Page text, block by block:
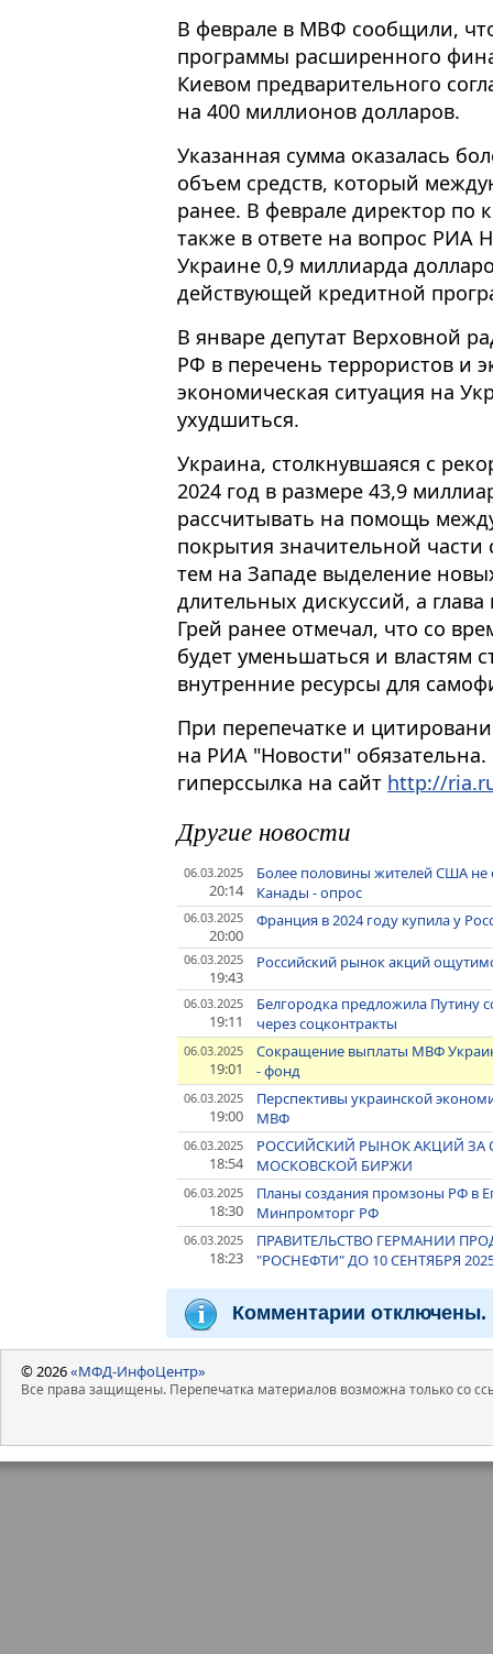
В феврале в МВФ сообщили,
программы расширенного
Киевом предварительного
на 400 миллионов долларов.
Указанная сумма оказалась
объем средств, который
ранее. В феврале директор
также в ответе на вопрос РИА
Украине 0,9 миллиарда
действующей кредитной
В январе депутат Верховной
РФ в перечень террористов и
экономическая ситуация на
ухудшиться.
Украина, столкнувшаяся с
2024 год в размере 43,9
рассчитывать на помощь
покрытия значительной
тем на Западе выделение
длительных дискуссий, а
Грей ранее отмечал, что со
будет уменьшаться и властям
внутренние ресурсы для
При перепечатке и
на РИА "Новости"
гиперссылка на сайт http://
Другие новости
06.03.2025
20:14
Более половины жителей США
Канады - опрос
06.03.2025
20:00
Франция в 2024 году купила у
06.03.2025
19:43
Российский рынок акций
06.03.2025
19:11
Белгородка предложила Путину
через соцконтракты
06.03.2025
19:01
Сокращение выплаты МВФ
- фонд
06.03.2025
19:00
Перспективы украинской
МВФ
06.03.2025
18:54
РОССИЙСКИЙ РЫНОК АКЦИЙ ЗА
МОСКОВСКОЙ БИРЖИ
06.03.2025
18:30
Планы создания промзоны РФ в
Минпромторг РФ
06.03.2025
18:23
ПРАВИТЕЛЬСТВО ГЕРМАНИИ
"РОСНЕФТИ" ДО 10 СЕНТЯБРЯ
Комментарии отключены.
© 2026«МФД-ИнфоЦентр»
Все права защищены. Перепечатка материалов возможна только со